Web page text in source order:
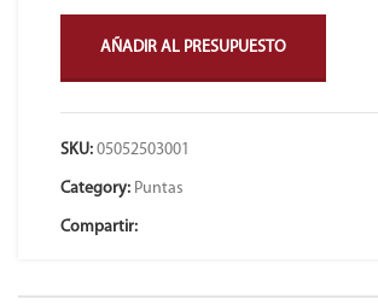
AÑADIR AL PRESUPUESTO
SKU: 05052503001
Category: Puntas
Compartir: